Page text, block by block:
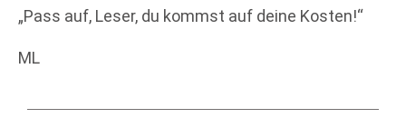
„Pass auf, Leser, du kommst auf deine Kosten!“
ML